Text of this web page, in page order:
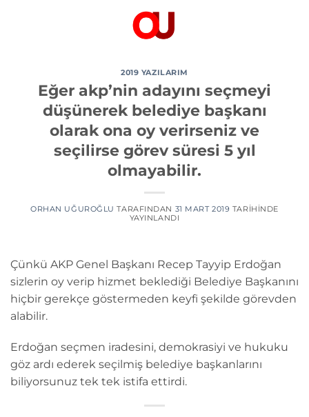
2019 YAZILARIM
Eğer akp’nin adayını seçmeyi
düşünerek belediye başkanı
olarak ona oy verirseniz ve
seçilirse görev süresi 5 yıl
olmayabilir.
ORHAN UĞUROĞLU TARAFINDAN 31 MART 2019 TARIHINDE
YAYINLANDI
Çünkü AKP Genel Başkanı Recep Tayyip Erdoğan
sizlerin oy verip hizmet beklediği Belediye Başkanını
hiçbir gerekçe göstermeden keyfi şekilde görevden
alabilir.
Erdoğan seçmen iradesini, demokrasiyi ve hukuku
göz ardı ederek seçilmiş belediye başkanlarını
biliyorsunuz tek tek istifa ettirdi.